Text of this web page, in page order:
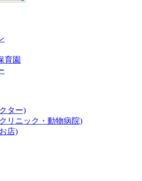
育園
ター)
リニック・動物病院)
店)